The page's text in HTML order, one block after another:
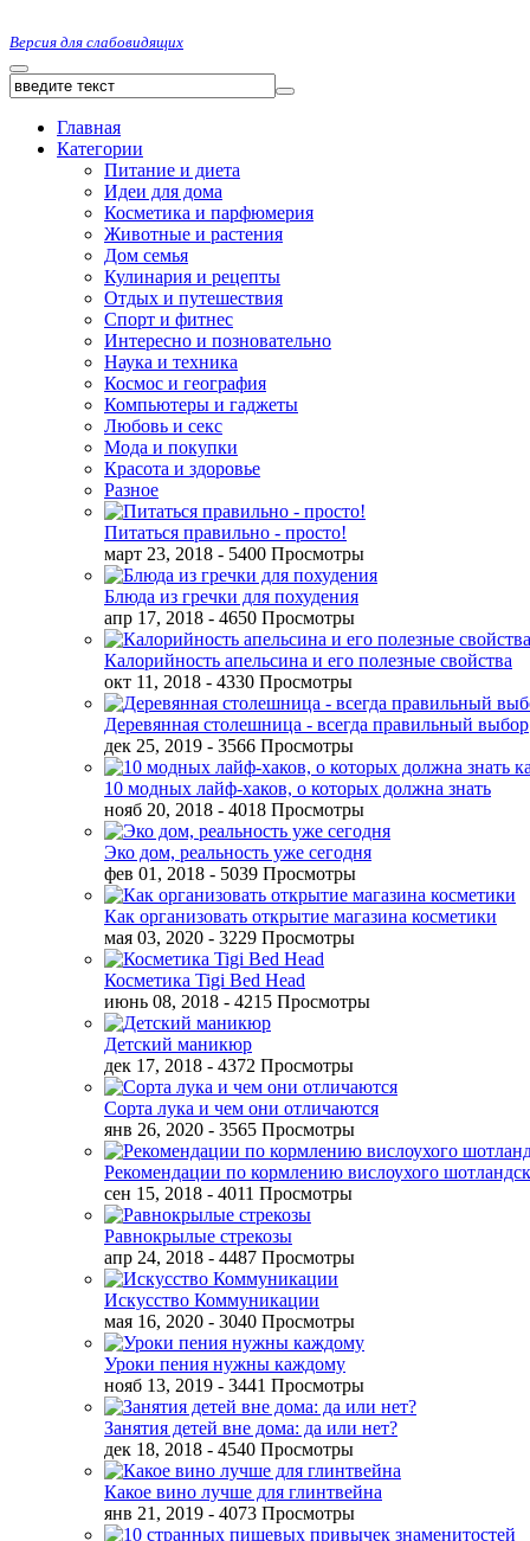
Версия для слабовидящих
Главная
Категории
Питание и диета
Идеи для дома
Косметика и парфюмерия
Животные и растения
Дом семья
Кулинария и рецепты
Отдых и путешествия
Спорт и фитнес
Интересно и позновательно
Наука и техника
Космос и география
Компьютеры и гаджеты
Любовь и секс
Мода и покупки
Красота и здоровье
Разное
Питаться правильно - просто!
март 23, 2018 - 5400 Просмотры
Блюда из гречки для похудения
апр 17, 2018 - 4650 Просмотры
Калорийность апельсина и его полезные свойства
окт 11, 2018 - 4330 Просмотры
Деревянная столешница - всегда правильный выбор
дек 25, 2019 - 3566 Просмотры
10 модных лайф-хаков, о которых должна знать
нояб 20, 2018 - 4018 Просмотры
Эко дом, реальность уже сегодня
фев 01, 2018 - 5039 Просмотры
Как организовать открытие магазина косметики
мая 03, 2020 - 3229 Просмотры
Косметика Tigi Bed Head
июнь 08, 2018 - 4215 Просмотры
Детский маникюр
дек 17, 2018 - 4372 Просмотры
Сорта лука и чем они отличаются
янв 26, 2020 - 3565 Просмотры
Рекомендации по кормлению вислоухого
сен 15, 2018 - 4011 Просмотры
Равнокрылые стрекозы
апр 24, 2018 - 4487 Просмотры
Искусство Коммуникации
мая 16, 2020 - 3040 Просмотры
Уроки пения нужны каждому
нояб 13, 2019 - 3441 Просмотры
Занятия детей вне дома: да или нет?
дек 18, 2018 - 4540 Просмотры
Какое вино лучше для глинтвейна
янв 21, 2019 - 4073 Просмотры